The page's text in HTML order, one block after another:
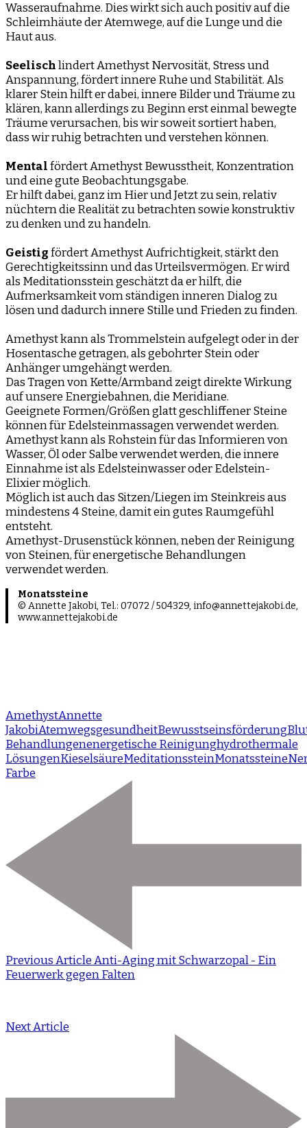
Wasseraufnahme. Dies wirkt sich auch positiv auf die
Schleimhäute der Atemwege, auf die Lunge und die
Haut aus.
Seelischlindert Amethyst Nervosität, Stress und
Anspannung, fördert innere Ruhe und Stabilität. Als
klarer Stein hilft er dabei, innere Bilder und Träume zu
klären, kann allerdings zu Beginn erst einmal bewegte
Träume verursachen, bis wir soweit sortiert haben,
dass wir ruhig betrachten und verstehen können.
Mentalfördert Amethyst Bewusstheit, Konzentration
und eine gute Beobachtungsgabe.
Er hilft dabei, ganz im Hier und Jetzt zu sein, relativ
nüchtern die Realität zu betrachten sowie konstruktiv
zu denken und zu handeln.
Geistigfördert Amethyst Aufrichtigkeit, stärkt den
Gerechtigkeitssinn und das Urteilsvermögen. Er wird
als Meditationsstein geschätzt da er hilft, die
Aufmerksamkeit vom ständigen inneren Dialog zu
lösen und dadurch innere Stille und Frieden zu finden.
Amethyst kann als Trommelstein aufgelegt oder in der
Hosentasche getragen, als gebohrter Stein oder
Anhänger umgehängt werden.
Das Tragen von Kette/Armband zeigt direkte Wirkung
auf unsere Energiebahnen, die Meridiane.
Geeignete Formen/Größen glatt geschliffener Steine
können für Edelsteinmassagen verwendet werden.
Amethyst kann als Rohstein für das Informieren von
Wasser, Öl oder Salbe verwendet werden, die innere
Einnahme ist als Edelsteinwasser oder Edelstein-
Elixier möglich.
Möglich ist auch das Sitzen/Liegen im Steinkreis aus
mindestens 4 Steine, damit ein gutes Raumgefühl
entsteht.
Amethyst-Drusenstück können, neben der Reinigung
von Steinen, für energetische Behandlungen
verwendet werden.
Monatssteine
© Annette Jakobi, Tel.: 07072 / 504329, info@annettejakobi.de,
www.annettejakobi.de
AmethystAnnette
JakobiAtemwegsgesundheitBewusstseinsförderung
Behandlungenenergetische Reinigunghydrothermale
LösungenKieselsäureMeditationssteinMonatssteine
Farbe
Previous ArticleAnti-Aging mit Schwarzopal - Ein
Feuerwerk gegen Falten
Next Article